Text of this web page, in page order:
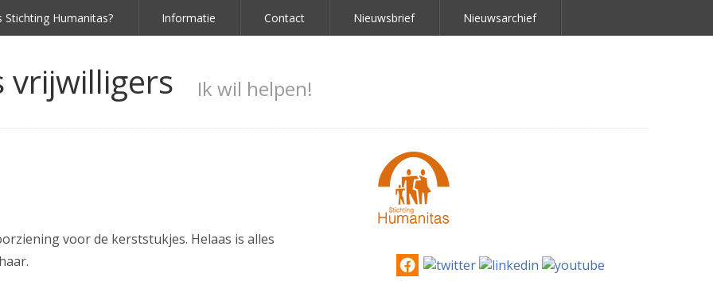
Stichting Humanitas? Informatie Contact Nieuwsbrief Nieuwsarchief
vrijwilligers Ik wil helpen!
voor de kerststukjes. Helaas is alles